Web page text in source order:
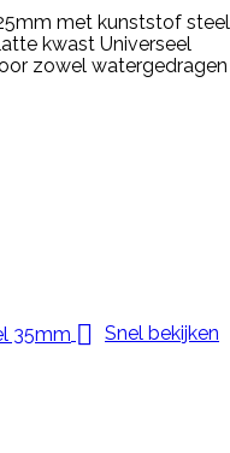
met kunststof steel
kwast Universeel
zowel watergedragen
 Snel bekijken